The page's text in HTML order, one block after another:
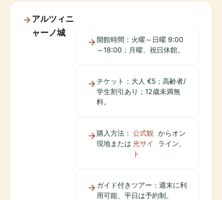
アルツィニ
ャーノ城
開館時間：火曜～日曜 9:00
～18:00；月曜、祝日休館。
チケット：大人 €5；高齢者/
学生割引あり；12歳未満無
料。
購入方法：
現地または
公式観
光サイ
ト
からオン
ライン。
ガイド付きツアー：週末に利
用可能、平日は予約制。